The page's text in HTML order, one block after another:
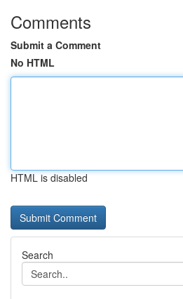
Comments
Submit a Comment
No HTML
HTML is disabled
Search